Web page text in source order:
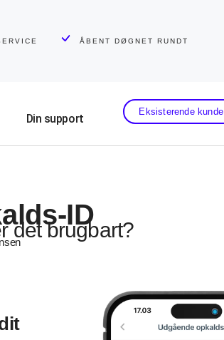
ÅBENT DØGNET RUNDT
Din support
Eksisterende kunde
ID
det brugbart?